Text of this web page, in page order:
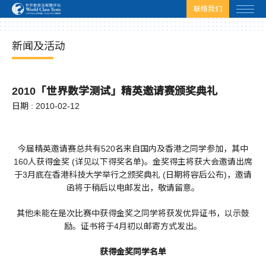
html.headscripthtml.afterbodyscript 联络我们
新闻及活动
2010「世界数学测试」精英邀请赛颁奖典礼
日期 : 2010-02-12
今届精英邀请赛总共有520名来自国内及香港之同学参加，其中
160人获得金奖 (详见以下得奖名单)。金奖得主将获大会邀请出席
于3月底在香港科技大学举行之颁奖典礼 (日期将容后公布)，邀请
函将于稍后以电邮发出，敬请留意。
其他未能在是次比赛中获得金奖之同学将获发优异证书，以示鼓
励。证书将于4月初以邮寄方式发出。
获得金奖同学名单